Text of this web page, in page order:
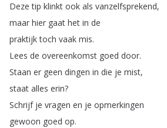
Deze tip klinkt ook als vanzelfsprekend,
maar hier gaat het in de
praktijk toch vaak mis.
Lees de overeenkomst goed door.
Staan er geen dingen in die je mist,
staat alles erin?
Schrijf je vragen en je opmerkingen
gewoon goed op.